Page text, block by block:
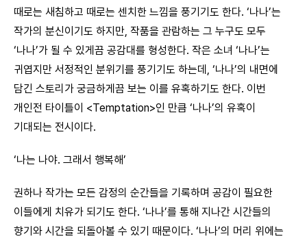
때로는 새침하고 때로는 센치한 느낌을 풍기기도 한다. ‘나나’는
작가의 분신이기도 하지만, 작품을 관람하는 그 누구도 모두
‘나나’가 될 수 있게끔 공감대를 형성한다. 작은 소녀 ‘나나’는
귀엽지만 서정적인 분위기를 풍기기도 하는데, ‘나나’의 내면에
담긴 스토리가 궁금하게끔 보는 이를 유혹하기도 한다. 이번
개인전 타이틀이 <Temptation>인 만큼 ‘나나’의 유혹이
기대되는 전시이다.
‘나는 나야. 그래서 행복해’
권하나 작가는 모든 감정의 순간들을 기록하며 공감이 필요한
이들에게 치유가 되기도 한다. ‘나나’를 통해 지나간 시간들의
향기와 시간을 되돌아볼 수 있기 때문이다. ‘나나’의 머리 위에는